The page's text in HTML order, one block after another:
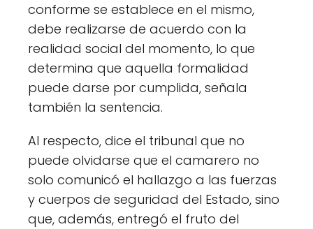
conforme se establece en el mismo,
debe realizarse de acuerdo con la
realidad social del momento, lo que
determina que aquella formalidad
puede darse por cumplida, señala
también la sentencia.
Al respecto, dice el tribunal que no
puede olvidarse que el camarero no
solo comunicó el hallazgo a las fuerzas
y cuerpos de seguridad del Estado, sino
que, además, entregó el fruto del